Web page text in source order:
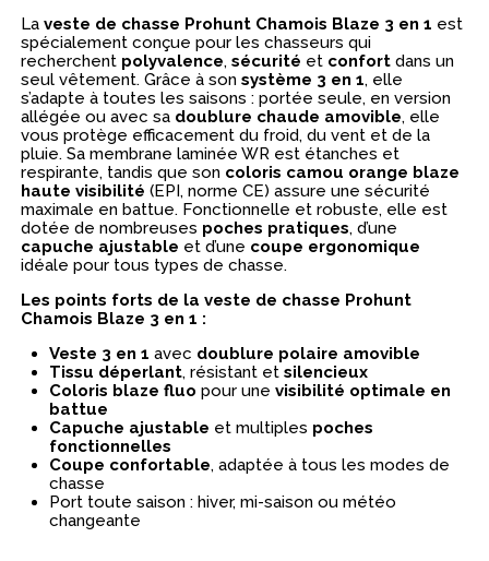
Laveste de chasse Prohunt Chamois Blaze 3 en 1 est
spécialement conçue pour les chasseurs qui
recherchent polyvalence,sécurité et confort dans un
seul vêtement. Grâce à sonsystème 3 en 1, elle
s’adapte à toutes les saisons : portée seule, en version
allégée ou avec sa doublure chaude amovible, elle
vous protège efficacement du froid, du vent et de la
pluie. Sa membrane laminée WR est étanches et
respirante, tandis que son coloris camou orange blaze
haute visibilité (EPI, norme CE) assure une sécurité
maximale en battue. Fonctionnelle et robuste, elle est
dotée de nombreuses poches pratiques, d’une
capuche ajustable et d’une coupe ergonomique
idéale pour tous types de chasse.
Les points forts de la veste de chasse Prohunt
Chamois Blaze 3 en 1 :
Veste 3 en 1 avec doublure polaire amovible
Tissu déperlant, résistant etsilencieux
Coloris blaze fluo pour unevisibilité optimale en
battue
Capuche ajustable et multiples poches
fonctionnelles
Coupe confortable, adaptée à tous les modes de
chasse
Port toute saison : hiver, mi-saison ou météo
changeante